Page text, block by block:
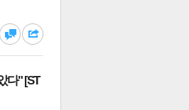
댓글 공유
다" [ST